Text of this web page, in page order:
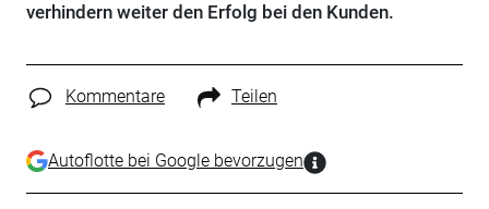
verhindern weiter den Erfolg bei den Kunden.
Kommentare Teilen
Autoflotte bei Google bevorzugen